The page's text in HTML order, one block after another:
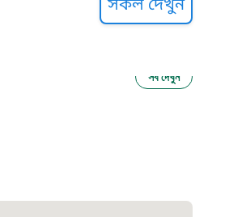
সকল দেখুন
সব দেখুন